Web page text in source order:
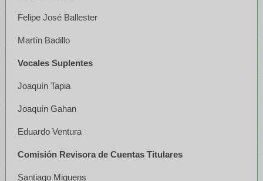
Felipe José Ballester
Martín Badillo
Vocales Suplentes
Joaquín Tapia
Joaquín Gahan
Eduardo Ventura
Comisión Revisora de Cuentas Titulares
Santiago Miguens